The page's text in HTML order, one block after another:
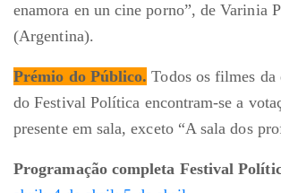
enamora en un cine porno”, de Varinia
(Argentina).
Prémio do Público. Todos os filmes da
do Festival Política encontram-se a
presente em sala, exceto “A sala dos
Programação completa Festival